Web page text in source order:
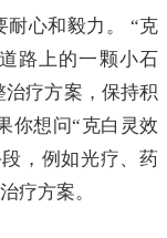
耐心和毅力。 “克
路上的一颗小石
疗方案，保持积
你想问“克白灵效
，例如光疗、药
疗方案。